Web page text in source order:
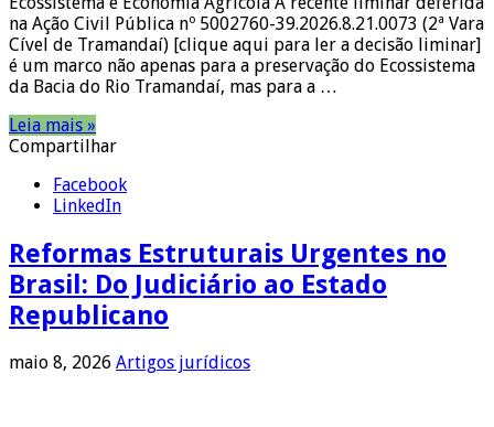
na Ação Civil Pública nº 5002760-39.2026.8.21.0073 (2ª Vara
Cível de Tramandaí) [clique aqui para ler a decisão liminar]
é um marco não apenas para a preservação do Ecossistema
da Bacia do Rio Tramandaí, mas para a …
Leia mais »
Compartilhar
Facebook
LinkedIn
Reformas Estruturais Urgentes no
Brasil: Do Judiciário ao Estado
Republicano
maio 8, 2026 Artigos jurídicos